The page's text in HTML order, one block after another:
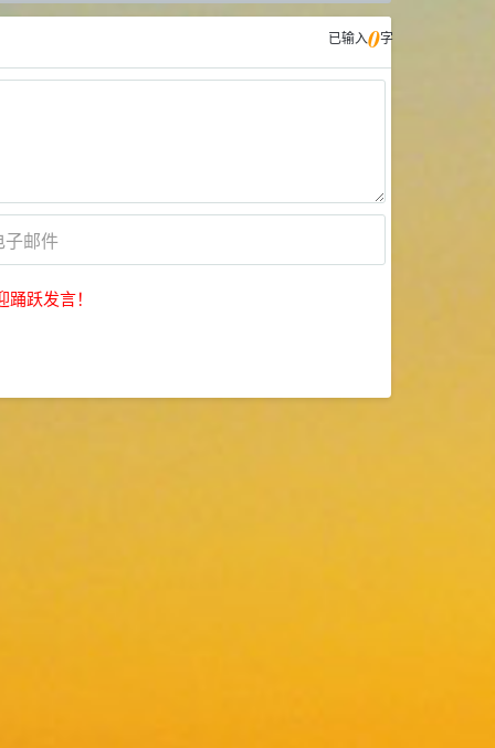
已输入0字
踊跃发言！